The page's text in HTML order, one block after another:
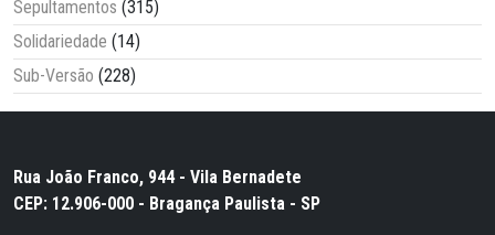
Sepultamentos (315)
Solidariedade (14)
Sub-Versão (228)
Rua João Franco, 944 - Vila Bernadete
CEP: 12.906-000 - Bragança Paulista - SP